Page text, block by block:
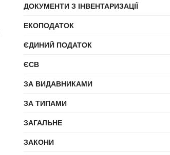
ДОКУМЕНТИ З ІНВЕНТАРИЗАЦІЇ
ЕКОПОДАТОК
ЄДИНИЙ ПОДАТОК
ЄСВ
ЗА ВИДАВНИКАМИ
ЗА ТИПАМИ
ЗАГАЛЬНЕ
ЗАКОНИ